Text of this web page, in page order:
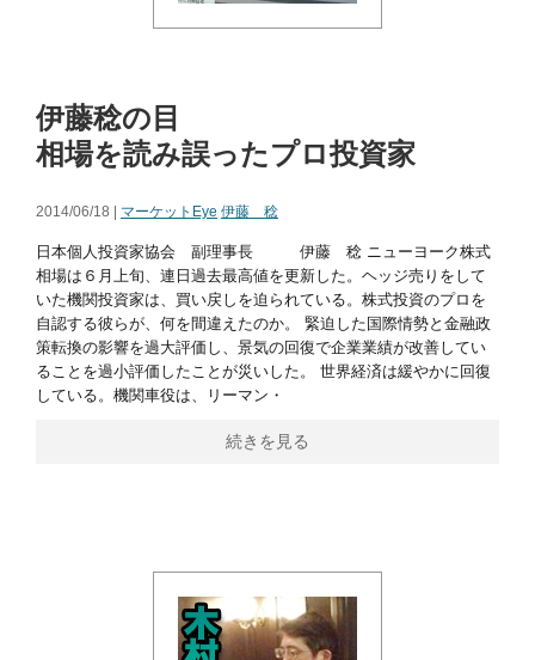
伊藤稔の目
相場を読み誤ったプロ投資家
2014/06/18 | マーケットEye 伊藤 稔
日本個人投資家協会 副理事長 伊藤 稔 ニューヨーク株式
相場は６月上旬、連日過去最高値を更新した。ヘッジ売りをして
いた機関投資家は、買い戻しを迫られている。株式投資のプロを
自認する彼らが、何を間違えたのか。 緊迫した国際情勢と金融政
策転換の影響を過大評価し、景気の回復で企業業績が改善してい
ることを過小評価したことが災いした。 世界経済は緩やかに回復
している。機関車役は、リーマン・
続きを見る